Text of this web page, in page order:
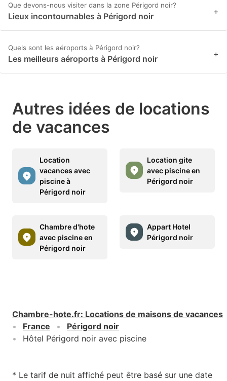
Que devons-nous visiter dans la zone Périgord noir?
Lieux incontournables à Périgord noir +
Quels sont les aéroports à Périgord noir?
Les meilleurs aéroports à Périgord noir +
Autres idées de locations
de vacances
Location
vacances avec
piscine à
Périgord noir
Location gite
avec piscine en
Périgord noir
Chambre d'hote
avec piscine en
Périgord noir
Appart Hotel
Périgord noir
Chambre-hote.fr: Locations de maisons de vacances
France
Périgord noir
Hôtel Périgord noir avec piscine
* Le tarif de nuit affiché peut être basé sur une date